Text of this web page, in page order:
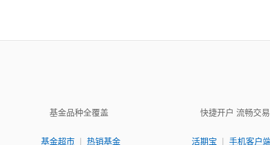
基金品种全覆盖
基金超市 | 热销基金
快捷开户 流畅交易
活期宝 | 手机客户